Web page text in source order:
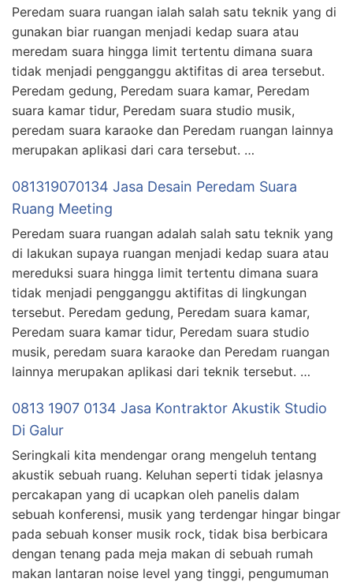
Peredam suara ruangan ialah salah satu teknik yang di
gunakan biar ruangan menjadi kedap suara atau
meredam suara hingga limit tertentu dimana suara
tidak menjadi pengganggu aktifitas di area tersebut.
Peredam gedung, Peredam suara kamar, Peredam
suara kamar tidur, Peredam suara studio musik,
peredam suara karaoke dan Peredam ruangan lainnya
merupakan aplikasi dari cara tersebut. …
081319070134 Jasa Desain Peredam Suara
Ruang Meeting
Peredam suara ruangan adalah salah satu teknik yang
di lakukan supaya ruangan menjadi kedap suara atau
mereduksi suara hingga limit tertentu dimana suara
tidak menjadi pengganggu aktifitas di lingkungan
tersebut. Peredam gedung, Peredam suara kamar,
Peredam suara kamar tidur, Peredam suara studio
musik, peredam suara karaoke dan Peredam ruangan
lainnya merupakan aplikasi dari teknik tersebut. …
0813 1907 0134 Jasa Kontraktor Akustik Studio
Di Galur
Seringkali kita mendengar orang mengeluh tentang
akustik sebuah ruang. Keluhan seperti tidak jelasnya
percakapan yang di ucapkan oleh panelis dalam
sebuah konferensi, musik yang terdengar hingar bingar
pada sebuah konser musik rock, tidak bisa berbicara
dengan tenang pada meja makan di sebuah rumah
makan lantaran noise level yang tinggi, pengumuman